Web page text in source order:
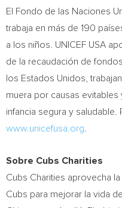
El
Fondo de las Naciones
trabaja en más de 190
a los niños. UNICEF USA
de la recaudación de
los Estados Unidos,
muera por causas evitables
infancia segura y saludable.
www.unicefusa.org
Sobre Cubs Charities
Cubs Charities aprovecha
Cubs para mejorar la vida